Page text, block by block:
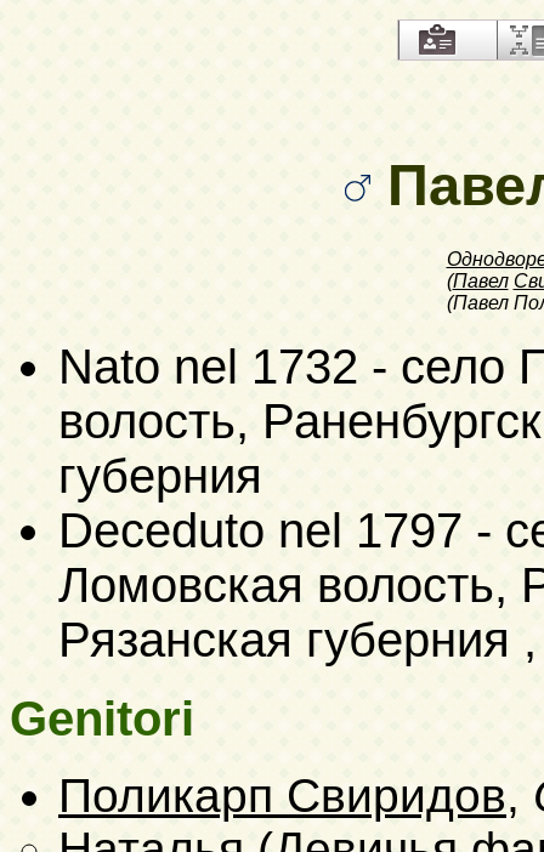
(Павел
(Павел
Nato nel 1732 - село
волость,
губерния
Deceduto nel 1797 -
Ломовская волость,
Рязанская губерния
Genitori
Поликарп Свиридов,